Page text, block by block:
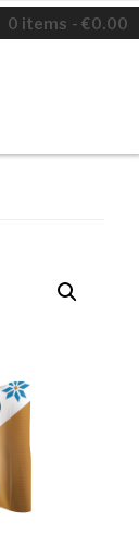
0 items €0.00